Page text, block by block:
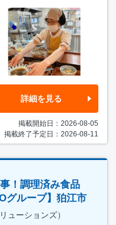
詳細を見る
掲載開始日：2026-08-05
掲載終了予定日：2026-08-11
！調理済み食品
グループ】狛江市
ューションズ）